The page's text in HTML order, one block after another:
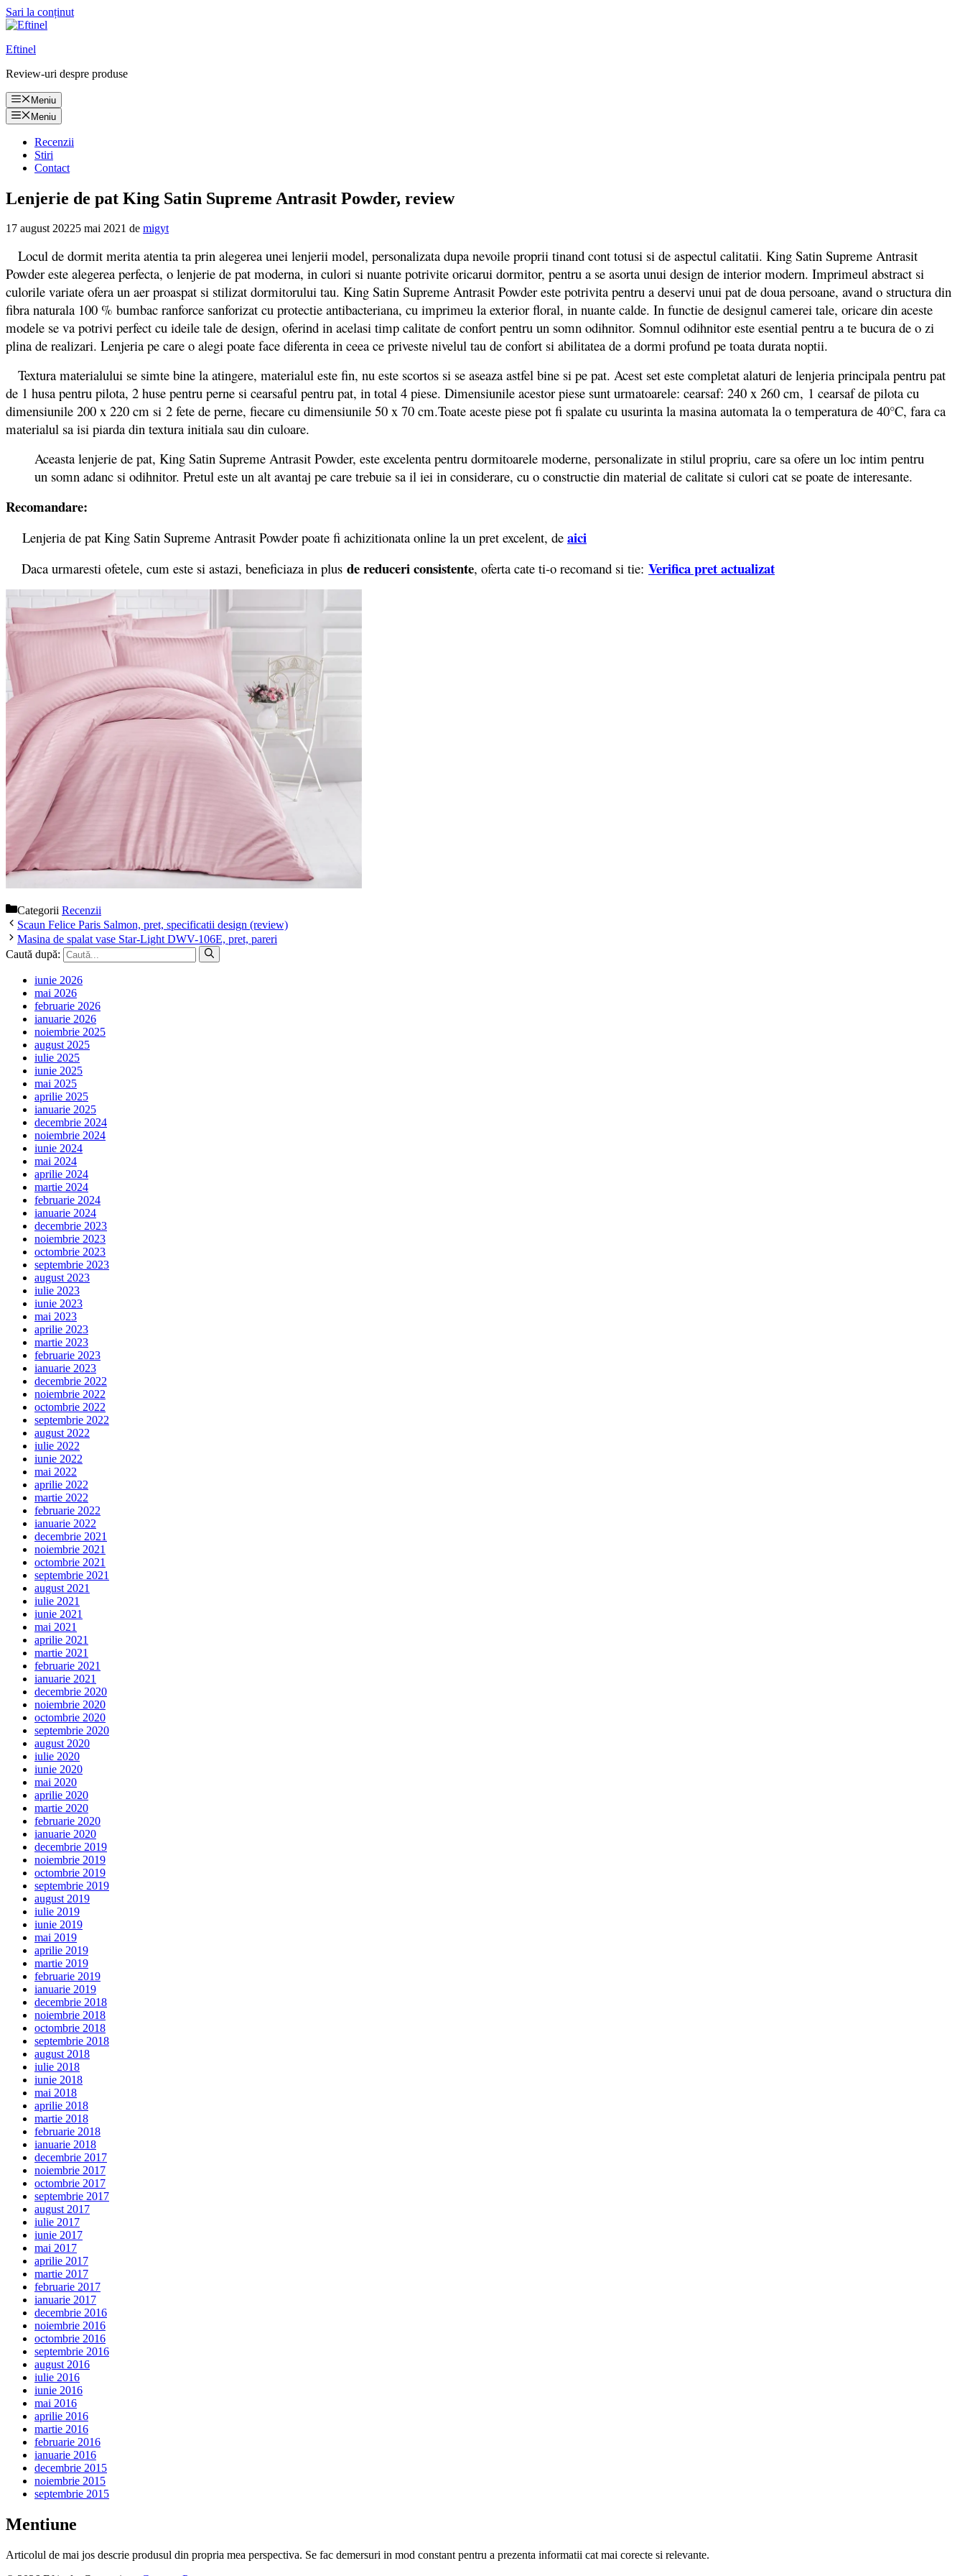
Sari la conținut
Eftinel
Review-uri despre produse
Meniu
Meniu
Recenzii
Stiri
Contact
Lenjerie de pat King Satin Supreme Antrasit Powder, review
17 august 20225 mai 2021 de migyt
Locul de dormit merita atentia ta prin alegerea unei lenjerii model, personalizata dupa nevoile proprii tinand cont totusi si de aspectul calitatii. King Satin Supreme Antrasit
Powder este alegerea perfecta, o lenjerie de pat moderna, in culori si nuante potrivite oricarui dormitor, pentru a se asorta unui design de interior modern. Imprimeul abstract si
culorile variate ofera un aer proaspat si stilizat dormitorului tau. King Satin Supreme Antrasit Powder este potrivita pentru a deservi unui pat de doua persoane, avand o structura din
fibra naturala 100 % bumbac ranforce sanforizat cu protectie antibacteriana, cu imprimeu la exterior floral, in nuante calde. In functie de designul camerei tale, oricare din aceste
modele se va potrivi perfect cu ideile tale de design, oferind in acelasi timp calitate de confort pentru un somn odihnitor. Somnul odihnitor este esential pentru a te bucura de o zi
plina de realizari. Lenjeria pe care o alegi poate face diferenta in ceea ce priveste nivelul tau de confort si abilitatea de a dormi profund pe toata durata noptii.
Textura materialului se simte bine la atingere, materialul este fin, nu este scortos si se aseaza astfel bine si pe pat. Acest set este completat alaturi de lenjeria principala pentru pat
de 1 husa pentru pilota, 2 huse pentru perne si cearsaful pentru pat, in total 4 piese. Dimensiunile acestor piese sunt urmatoarele: cearsaf: 240 x 260 cm, 1 cearsaf de pilota cu
dimensiunile 200 x 220 cm si 2 fete de perne, fiecare cu dimensiunile 50 x 70 cm.Toate aceste piese pot fi spalate cu usurinta la masina automata la o temperatura de 40°C, fara ca
materialul sa isi piarda din textura initiala sau din culoare.
Aceasta lenjerie de pat, King Satin Supreme Antrasit Powder, este excelenta pentru dormitoarele moderne, personalizate in stilul propriu, care sa ofere un loc intim pentru
un somn adanc si odihnitor. Pretul este un alt avantaj pe care trebuie sa il iei in considerare, cu o constructie din material de calitate si culori cat se poate de interesante.
Recomandare:
Lenjeria de pat King Satin Supreme Antrasit Powder poate fi achizitionata online la un pret excelent, de aici
Daca urmaresti ofetele, cum este si astazi, beneficiaza in plus de reduceri consistente, oferta cate ti-o recomand si tie: Verifica pret actualizat
Categorii Recenzii
Scaun Felice Paris Salmon, pret, specificatii design (review)
Masina de spalat vase Star-Light DWV-106E, pret, pareri
Caută după:
iunie 2026
mai 2026
februarie 2026
ianuarie 2026
noiembrie 2025
august 2025
iulie 2025
iunie 2025
mai 2025
aprilie 2025
ianuarie 2025
decembrie 2024
noiembrie 2024
iunie 2024
mai 2024
aprilie 2024
martie 2024
februarie 2024
ianuarie 2024
decembrie 2023
noiembrie 2023
octombrie 2023
septembrie 2023
august 2023
iulie 2023
iunie 2023
mai 2023
aprilie 2023
martie 2023
februarie 2023
ianuarie 2023
decembrie 2022
noiembrie 2022
octombrie 2022
septembrie 2022
august 2022
iulie 2022
iunie 2022
mai 2022
aprilie 2022
martie 2022
februarie 2022
ianuarie 2022
decembrie 2021
noiembrie 2021
octombrie 2021
septembrie 2021
august 2021
iulie 2021
iunie 2021
mai 2021
aprilie 2021
martie 2021
februarie 2021
ianuarie 2021
decembrie 2020
noiembrie 2020
octombrie 2020
septembrie 2020
august 2020
iulie 2020
iunie 2020
mai 2020
aprilie 2020
martie 2020
februarie 2020
ianuarie 2020
decembrie 2019
noiembrie 2019
octombrie 2019
septembrie 2019
august 2019
iulie 2019
iunie 2019
mai 2019
aprilie 2019
martie 2019
februarie 2019
ianuarie 2019
decembrie 2018
noiembrie 2018
octombrie 2018
septembrie 2018
august 2018
iulie 2018
iunie 2018
mai 2018
aprilie 2018
martie 2018
februarie 2018
ianuarie 2018
decembrie 2017
noiembrie 2017
octombrie 2017
septembrie 2017
august 2017
iulie 2017
iunie 2017
mai 2017
aprilie 2017
martie 2017
februarie 2017
ianuarie 2017
decembrie 2016
noiembrie 2016
octombrie 2016
septembrie 2016
august 2016
iulie 2016
iunie 2016
mai 2016
aprilie 2016
martie 2016
februarie 2016
ianuarie 2016
decembrie 2015
noiembrie 2015
septembrie 2015
Mentiune
Articolul de mai jos descrie produsul din propria mea perspectiva. Se fac demersuri in mod constant pentru a prezenta informatii cat mai corecte si relevante.